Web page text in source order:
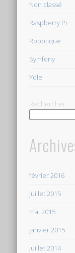
Non classé
Raspberry Pi
Robotique
Symfony
Ydle
Rechercher
février 2016
juillet 2015
mai 2015
janvier 2015
juillet 2014